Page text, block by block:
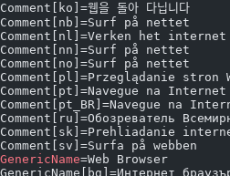
Comment[ko]=웹을 돌아 다닙니다
Comment[nb]=Surf på nettet
Comment[nl]=Verken het internet
Comment[nn]=Surf på nettet
Comment[no]=Surf på nettet
Comment[pl]=Przeglądanie stron
Comment[pt]=Navegue na Internet
Comment[pt_BR]=Navegue na
Comment[ru]=Обозреватель
Comment[sk]=Prehliadanie
Comment[sv]=Surfa på webben
GenericName=Web Browser
GenericName[bg]=Интернет